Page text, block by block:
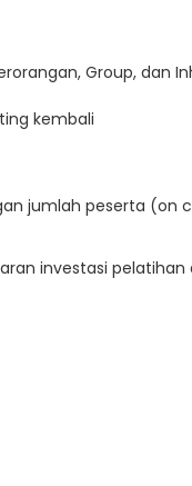
Group, dan
kembali
jumlah peserta (on
investasi